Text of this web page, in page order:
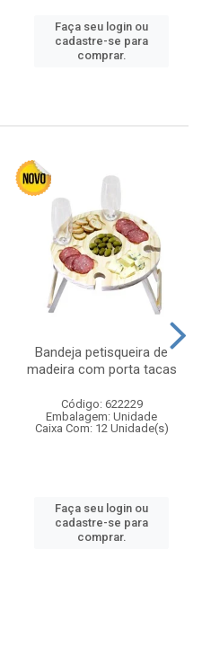
Faça seu login ou
cadastre-se para
comprar.
Bandeja petisqueira de
madeira com porta tacas
Código: 622229
Embalagem: Unidade
Caixa Com: 12 Unidade(s)
Faça seu login ou
cadastre-se para
comprar.